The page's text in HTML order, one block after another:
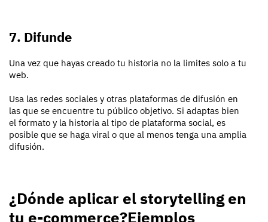
7. Difunde
Una vez que hayas creado tu historia no la limites solo a tu
web.
Usa las redes sociales y otras plataformas de difusión en
las que se encuentre tu público objetivo. Si adaptas bien
el formato y la historia al tipo de plataforma social, es
posible que se haga viral o que al menos tenga una amplia
difusión.
¿Dónde aplicar el storytelling en
tu e-commerce?Ejemplos